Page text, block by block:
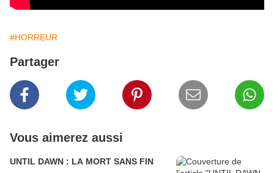
#HORREUR
Partager
Vous aimerez aussi
UNTIL DAWN : LA MORT SANS FIN